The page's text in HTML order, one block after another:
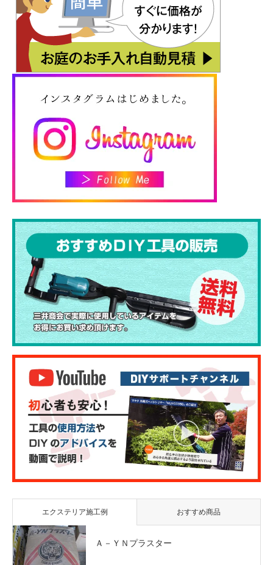
エクステリア施工例 おすすめ商品
Ａ－ＹＮプラスター